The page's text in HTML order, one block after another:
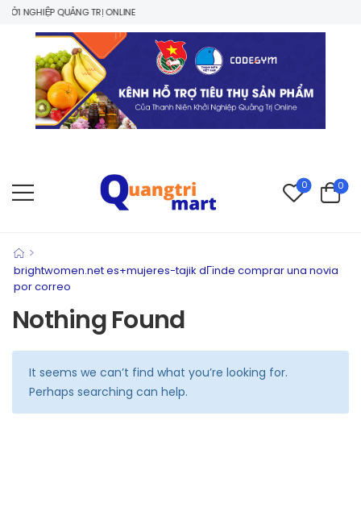
NGHIỆP QUẢNG TRỊ ONLINE
0 0
>
brightwomen.net es+mujeres-tajik dГіnde comprar una novia
por correo
Nothing Found
It seems we can’t find what you’re looking for.
Perhaps searching can help.